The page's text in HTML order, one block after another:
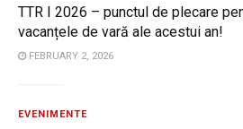
TTR I 2026 – punctul de plecare
vacanțele de vară ale acestui an!
FEBRUARY 2, 2026
EVENIMENTE